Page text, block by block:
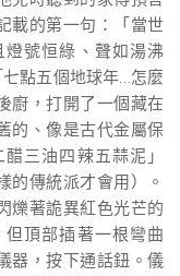
載的第一句：「當世
號恒綠、聲如湯沸
點五個地球年…怎麼
廚，打開了一個藏在
的、像是古代金屬保
三油四辣五蒜泥」
的傳統派才會用）。
爍著詭異紅色光芒的
頂部插著一根彎曲
器，按下通話鈕。儀